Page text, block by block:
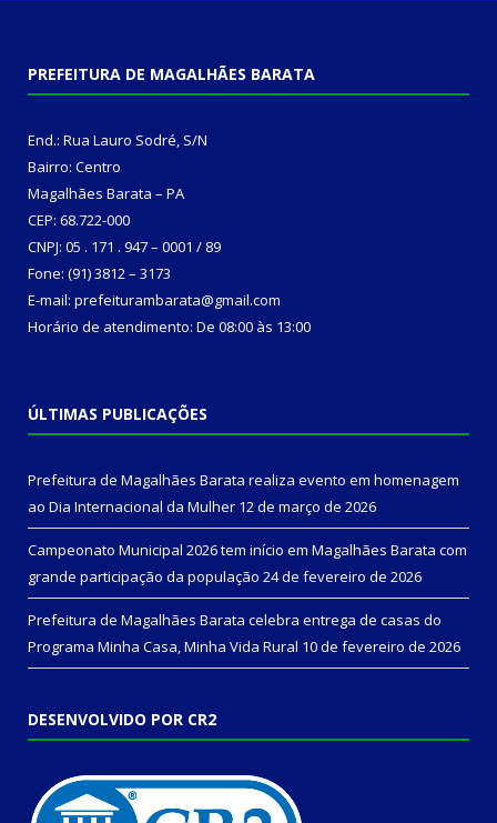
PREFEITURA DE MAGALHÃES BARATA
End.: Rua Lauro Sodré, S/N
Bairro: Centro
Magalhães Barata – PA
CEP: 68.722-000
CNPJ: 05 . 171 . 947 – 0001 / 89
Fone: (91) 3812 – 3173
E-mail: prefeiturambarata@gmail.com
Horário de atendimento: De 08:00 às 13:00
ÚLTIMAS PUBLICAÇÕES
Prefeitura de Magalhães Barata realiza evento em homenagem
ao Dia Internacional da Mulher 12 de março de 2026
Campeonato Municipal 2026 tem início em Magalhães Barata com
grande participação da população 24 de fevereiro de 2026
Prefeitura de Magalhães Barata celebra entrega de casas do
Programa Minha Casa, Minha Vida Rural 10 de fevereiro de 2026
DESENVOLVIDO POR CR2